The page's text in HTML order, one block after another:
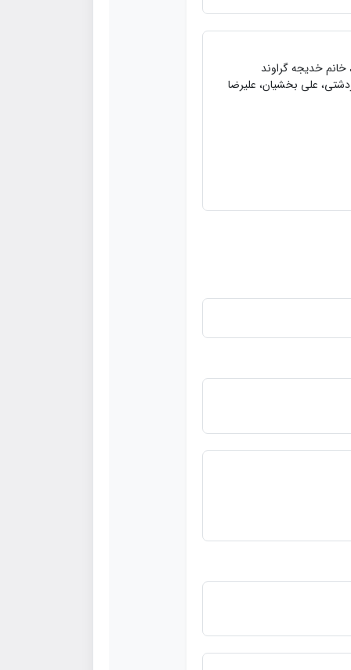
خانم خديجه گراوند
علي بخشيان، عليرضا